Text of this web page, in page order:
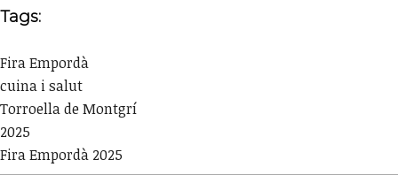
Tags:
Fira Empordà
cuina i salut
Torroella de Montgrí
2025
Fira Empordà 2025